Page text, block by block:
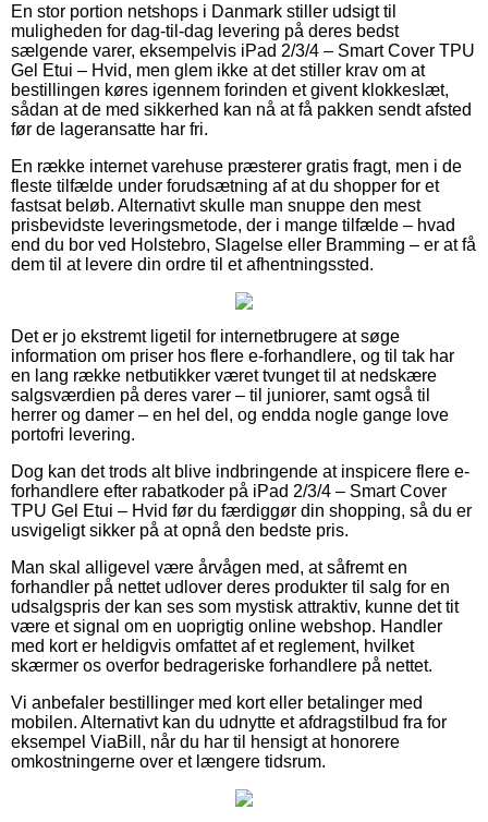
En stor portion netshops i Danmark stiller udsigt til
muligheden for dag-til-dag levering på deres bedst
sælgende varer, eksempelvis iPad 2/3/4 – Smart Cover TPU
Gel Etui – Hvid, men glem ikke at det stiller krav om at
bestillingen køres igennem forinden et givent klokkeslæt,
sådan at de med sikkerhed kan nå at få pakken sendt afsted
før de lageransatte har fri.
En række internet varehuse præsterer gratis fragt, men i de
fleste tilfælde under forudsætning af at du shopper for et
fastsat beløb. Alternativt skulle man snuppe den mest
prisbevidste leveringsmetode, der i mange tilfælde – hvad
end du bor ved Holstebro, Slagelse eller Bramming – er at få
dem til at levere din ordre til et afhentningssted.
Det er jo ekstremt ligetil for internetbrugere at søge
information om priser hos flere e-forhandlere, og til tak har
en lang række netbutikker været tvunget til at nedskære
salgsværdien på deres varer – til juniorer, samt også til
herrer og damer – en hel del, og endda nogle gange love
portofri levering.
Dog kan det trods alt blive indbringende at inspicere flere e-
forhandlere efter rabatkoder på iPad 2/3/4 – Smart Cover
TPU Gel Etui – Hvid før du færdiggør din shopping, så du er
usvigeligt sikker på at opnå den bedste pris.
Man skal alligevel være årvågen med, at såfremt en
forhandler på nettet udlover deres produkter til salg for en
udsalgspris der kan ses som mystisk attraktiv, kunne det tit
være et signal om en uoprigtig online webshop. Handler
med kort er heldigvis omfattet af et reglement, hvilket
skærmer os overfor bedrageriske forhandlere på nettet.
Vi anbefaler bestillinger med kort eller betalinger med
mobilen. Alternativt kan du udnytte et afdragstilbud fra for
eksempel ViaBill, når du har til hensigt at honorere
omkostningerne over et længere tidsrum.